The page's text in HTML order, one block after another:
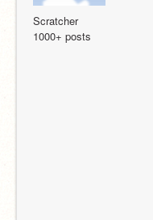
Scratcher
1000+ posts